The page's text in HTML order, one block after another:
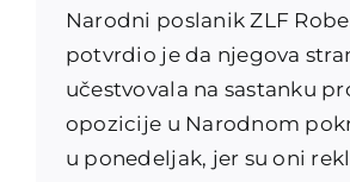
Narodni poslanik ZLF
potvrdio je da njegova
učestvovala na sastanku
opozicije u Narodnom
u ponedeljak, jer su oni